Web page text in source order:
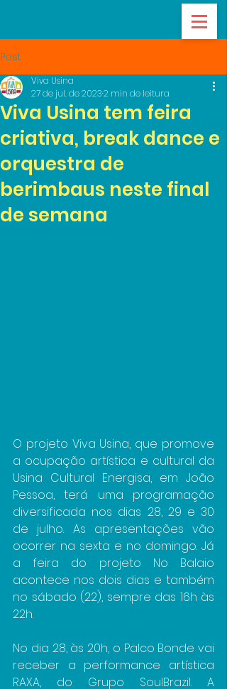
Post
Viva Usina tem feira
criativa, break dance e
orquestra de
berimbaus neste final
de semana
Viva Usina
27 de jul. de 20232 min de leitura
O projeto Viva Usina, que promove
a ocupação artística e cultural da
Usina Cultural Energisa, em João
Pessoa, terá uma programação
diversificada nos dias 28, 29 e 30
de julho. As apresentações vão
ocorrer na sexta e no domingo. Já
a feira do projeto No Balaio
acontece nos dois dias e também
no sábado (22), sempre das 16h às
22h.
No dia 28, às 20h, o Palco Bonde vai
receber a performance artística
RAXA, do Grupo SoulBrazil. A